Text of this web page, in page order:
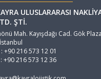
ULUSLARARASI
ŞTİ.
Mah. Kayışdağı Cad. Gök
+90 216 573 12 01
: +90 216 573 12 36